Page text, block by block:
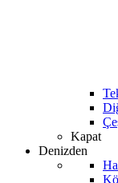
Kapat
Denizden